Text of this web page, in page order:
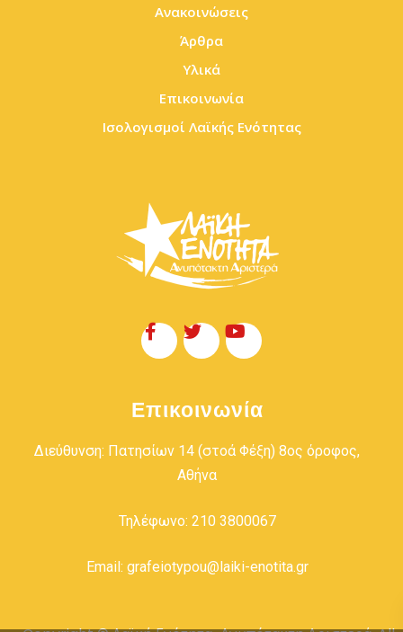
Ανακοινώσεις
Άρθρα
Υλικά
Επικοινωνία
Ισολογισμοί Λαϊκής Ενότητας
Επικοινωνία
Διεύθυνση: Πατησίων 14 (στοά Φέξη) 8ος όροφος,
Αθήνα
Τηλέφωνο: 210 3800067
Email: grafeiotypou@laiki-enotita.gr